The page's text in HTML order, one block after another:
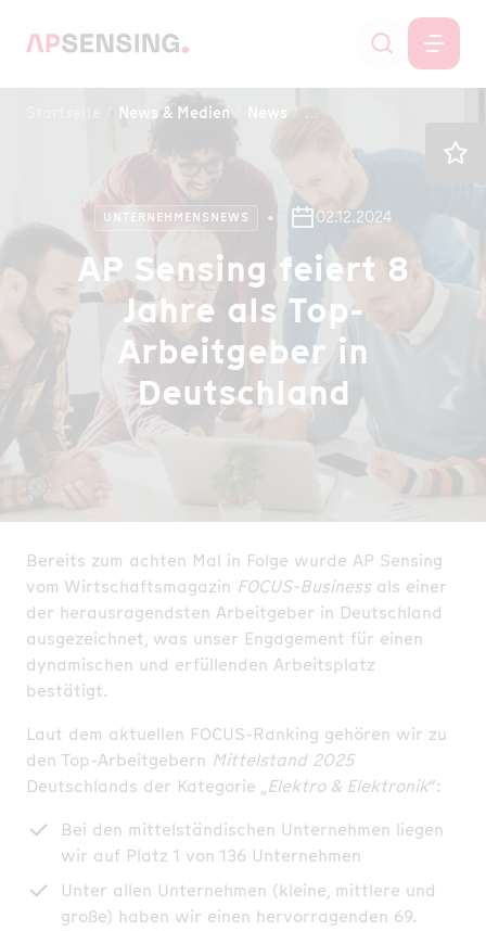
News & Medien
UNTERNEHMENSNEWS 02.12.2024
AP Sensing feiert 8
Jahre als Top-
Arbeitgeber in
Deutschland
Bereits zum achten Mal in Folge wurde AP Sensing
vom Wirtschaftsmagazin FOCUS-Business als einer
der herausragendsten Arbeitgeber in Deutschland
ausgezeichnet, was unser Engagement für einen
dynamischen und erfüllenden Arbeitsplatz
bestätigt.
Laut dem aktuellen FOCUS-Ranking gehören wir zu
den Top-Arbeitgebern Mittelstand 2025
Deutschlands der Kategorie „Elektro & Elektronik“:
Bei den mittelständischen Unternehmen liegen
wir auf Platz 1 von 136 Unternehmen
Unter allen Unternehmen (kleine, mittlere und
große) haben wir einen hervorragenden 69.